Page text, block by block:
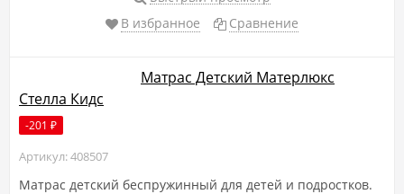
В избранное
Сравнение
Матрас Детский Матерлюкс
Стелла Кидс
-201 ₽
Артикул: 408507
Матрас детский беспружинный для детей и подростков.